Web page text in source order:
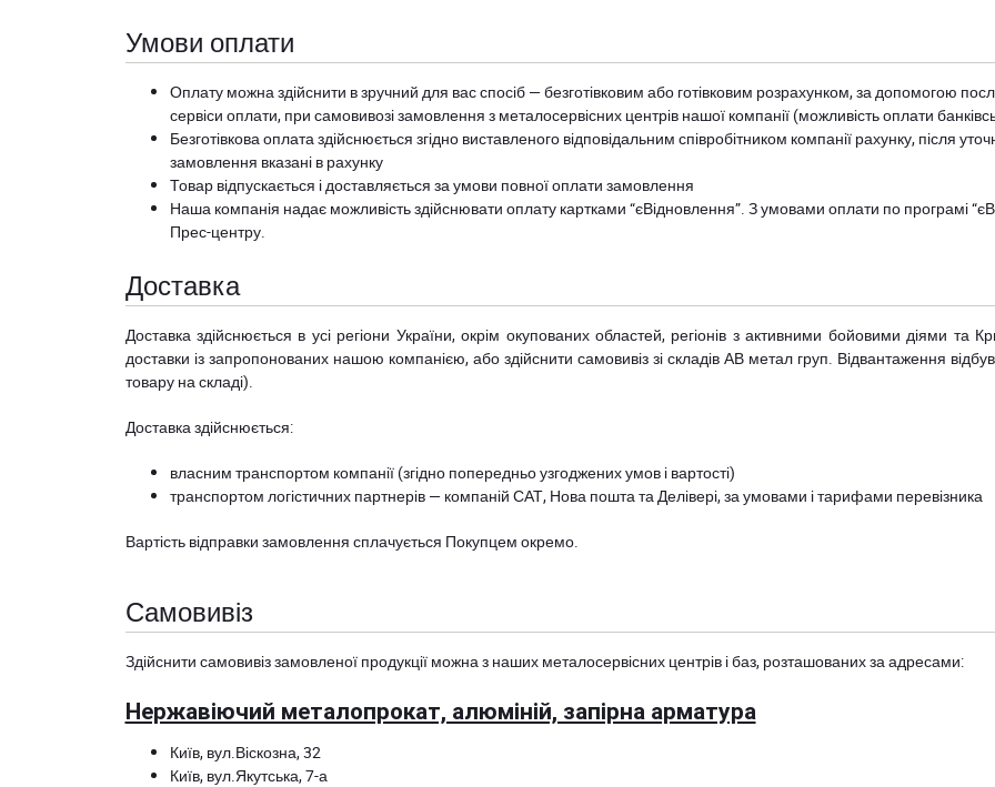
Умови оплати
Оплату можна здійснити в зручний для вас спосіб — безготівковим або готівковим розрахунком, за допомогою
сервіси оплати, при самовивозі замовлення з металосервісних центрів нашої компанії (можливість оплати
Безготівкова оплата здійснюється згідно виставленого відповідальним співробітником компанії рахунку, після
замовлення вказані в рахунку
Товар відпускається і доставляється за умови повної оплати замовлення
Наша компанія надає можливість здійснювати оплату картками “єВідновлення”. З умовами оплати по програмі
Прес-центру.
Доставка
Доставка здійснюється в усі регіони України, окрім окупованих областей, регіонів з активними бойовими діями
доставки із запропонованих нашою компанією, або здійснити самовивіз зі складів АВ метал груп. Відвантаження
товару на складі).
Доставка здійснюється:
власним транспортом компанії (згідно попередньо узгоджених умов і вартості)
транспортом логістичних партнерів — компаній САТ, Нова пошта та Делівері, за умовами і тарифами перевізника
Вартість відправки замовлення сплачується Покупцем окремо.
Самовивіз
Здійснити самовивіз замовленої продукції можна з наших металосервісних центрів і баз, розташованих за адресами:
Нержавіючий металопрокат, алюміній, запірна арматура
Київ, вул.Віскозна, 32
Київ, вул.Якутська, 7-а